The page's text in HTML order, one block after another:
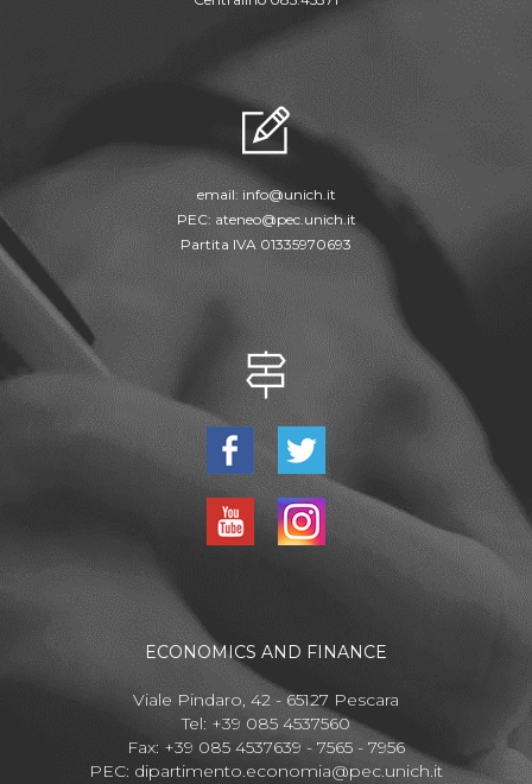
email: info@unich.it
PEC: ateneo@pec.unich.it
Partita IVA 01335970693
ECONOMICS AND FINANCE
Viale Pindaro, 42 - 65127 Pescara
Tel: +39 085 4537560
Fax: +39 085 4537639 - 7565 - 7956
PEC: dipartimento.economia@pec.unich.it